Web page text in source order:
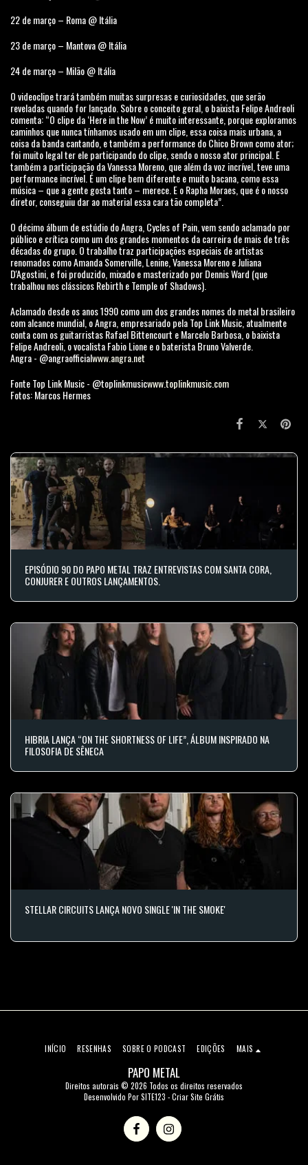
22 de março – Roma @ Itália
23 de março – Mantova @ Itália
24 de março – Milão @ Itália
O videoclipe trará também muitas surpresas e curiosidades, que serão
reveladas quando for lançado. Sobre o conceito geral, o baixista Felipe Andreoli
comenta: “O clipe da ‘Here in the Now’ é muito interessante, porque exploramos
caminhos que nunca tínhamos usado em um clipe, essa coisa mais urbana, a
coisa da banda cantando, e também a performance do Chico Brown como ator;
foi muito legal ter ele participando do clipe, sendo o nosso ator principal. E
também a participação da Vanessa Moreno, que além da voz incrível, teve uma
performance incrível. É um clipe bem diferente e muito bacana, como essa
música – que a gente gosta tanto – merece. E o Rapha Moraes, que é o nosso
diretor, conseguiu dar ao material essa cara tão completa”.
O décimo álbum de estúdio do Angra, Cycles of Pain, vem sendo aclamado por
público e crítica como um dos grandes momentos da carreira de mais de três
décadas do grupo. O trabalho traz participações especiais de artistas
renomados como Amanda Somerville, Lenine, Vanessa Moreno e Juliana
D'Agostini, e foi produzido, mixado e masterizado por Dennis Ward (que
trabalhou nos clássicos Rebirth e Temple of Shadows).
Aclamado desde os anos 1990 como um dos grandes nomes do metal brasileiro
com alcance mundial, o Angra, empresariado pela Top Link Music, atualmente
conta com os guitarristas Rafael Bittencourt e Marcelo Barbosa, o baixista
Felipe Andreoli, o vocalista Fabio Lione e o baterista Bruno Valverde.
Angra - @angraofficialwww.angra.net
Fonte Top Link Music - @toplinkmusicwww.toplinkmusic.com
Fotos: Marcos Hermes
EPISÓDIO 90 DO PAPO METAL TRAZ ENTREVISTAS COM SANTA CORA,
CONJURER E OUTROS LANÇAMENTOS.
HIBRIA LANÇA “ON THE SHORTNESS OF LIFE”, ÁLBUM INSPIRADO NA
FILOSOFIA DE SÊNECA
STELLAR CIRCUITS LANÇA NOVO SINGLE 'IN THE SMOKE'
PAPO METAL
Direitos autorais © 2026 Todos os direitos reservados
Desenvolvido PorSITE123 -Criar Site Grátis
INÍCIO RESENHAS SOBRE O PODCAST EDIÇÕES MAIS